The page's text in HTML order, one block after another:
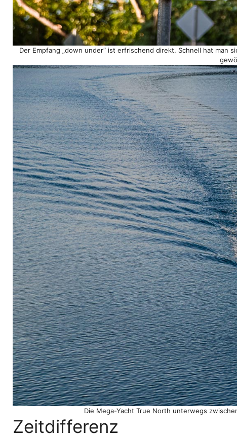
Der Empfang „down under“ ist erfrischend direkt. Schnell hat man
Die Mega-Yacht True North unterwegs
Zeitdifferenz